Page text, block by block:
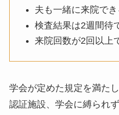
夫も一緒に来院でき
検査結果は2週間待
来院回数が2回以上
学会が定めた規定を満た
認証施設、学会に縛られ